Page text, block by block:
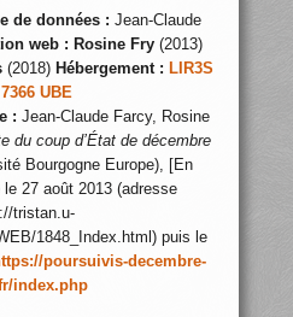
de données : Jean-Claude
web : Rosine Fry(2013)
(2018) Hébergement : LIR3S
UBE
: Jean-Claude Farcy, Rosine
du coup d’État de décembre
Bourgogne Europe), [En
27 août 2013 (adresse
tristan.u-
1848_Index.html) puis le
poursuivis-decembre-
index.php